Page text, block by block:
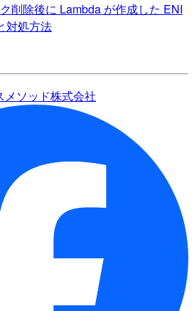
削除後に Lambda が作成した ENI
対処方法
メソッド株式会社